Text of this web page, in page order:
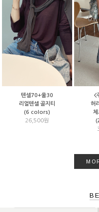
텐셀70+울30
리얼텐셀 골지티
(6 colors)
26,500원
<
허
체